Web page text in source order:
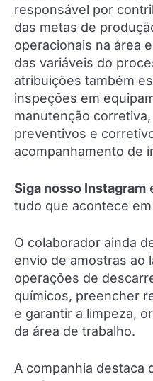
responsável por
das metas de
operacionais na área
das variáveis do
atribuições também
inspeções em
manutenção
preventivos e
acompanhamento de
Siga nosso Instagram
tudo que acontece em
O colaborador ainda
envio de amostras ao
operações de
químicos, preencher
e garantir a limpeza,
da área de trabalho.
A companhia destaca